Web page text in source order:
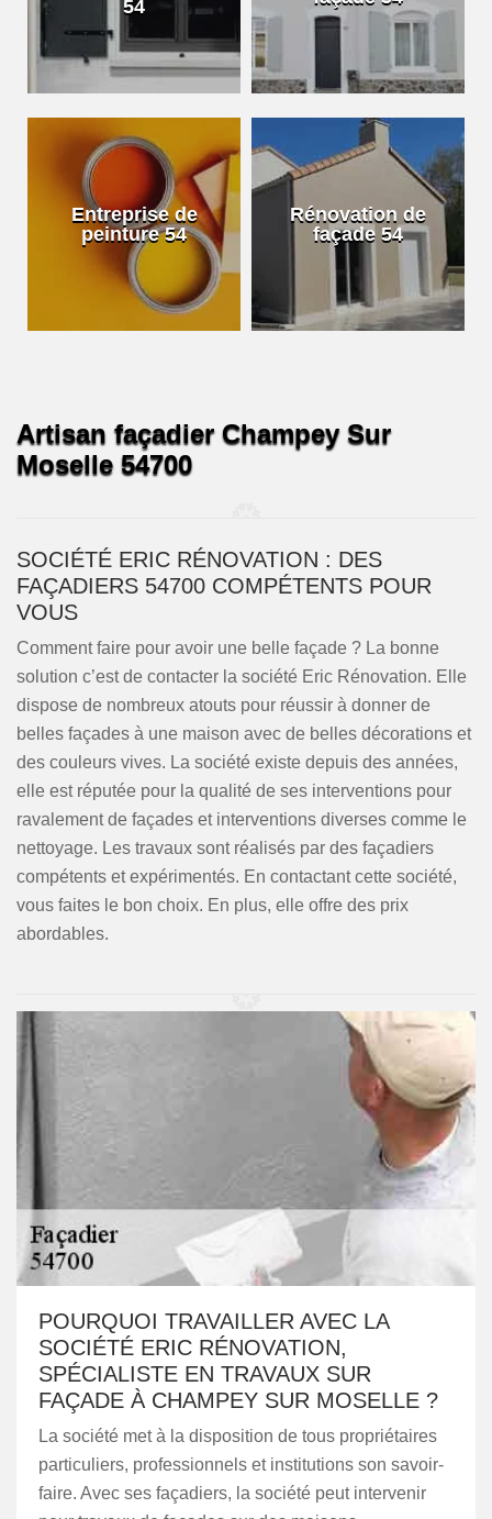
54
Entreprise de
peinture 54
Rénovation de
façade 54
Artisan façadier Champey Sur
Moselle 54700
SOCIÉTÉ ERIC RÉNOVATION : DES
FAÇADIERS 54700 COMPÉTENTS POUR
VOUS
Comment faire pour avoir une belle façade ? La bonne
solution c’est de contacter la société Eric Rénovation. Elle
dispose de nombreux atouts pour réussir à donner de
belles façades à une maison avec de belles décorations et
des couleurs vives. La société existe depuis des années,
elle est réputée pour la qualité de ses interventions pour
ravalement de façades et interventions diverses comme le
nettoyage. Les travaux sont réalisés par des façadiers
compétents et expérimentés. En contactant cette société,
vous faites le bon choix. En plus, elle offre des prix
abordables.
POURQUOI TRAVAILLER AVEC LA
SOCIÉTÉ ERIC RÉNOVATION,
SPÉCIALISTE EN TRAVAUX SUR
FAÇADE À CHAMPEY SUR MOSELLE ?
La société met à la disposition de tous propriétaires
particuliers, professionnels et institutions son savoir-
faire. Avec ses façadiers, la société peut intervenir